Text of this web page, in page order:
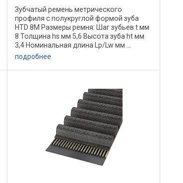
Зубчатый ремень метрического
профиля с полукруглой формой зуба
HTD 8M Размеры ремня: Шаг зубьев t мм
8 Толщина hs мм 5,6 Высота зуба ht мм
3,4 Номинальная длина Lp/Lw мм ...
Количество зубьев ... Минимальный
диаметр шкива dw мм 56,02
Максимальная ...
подробнее